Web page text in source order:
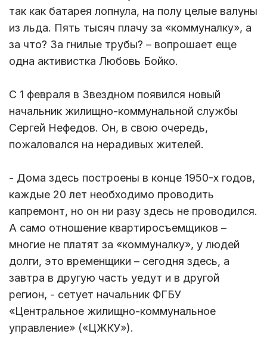
так как батарея лопнула, на полу целые валуны
из льда. Пять тысяч плачу за «коммуналку», а
за что? За гнилые трубы? – вопрошает еще
одна активистка Любовь Бойко.
С 1 февраля в Звездном появился новый
начальник жилищно-коммунальной службы
Сергей Нефедов. Он, в свою очередь,
пожаловался на нерадивых жителей.
- Дома здесь построены в конце 1950-х годов,
каждые 20 лет необходимо проводить
капремонт, но он ни разу здесь не проводился.
А само отношение квартиросъемщиков –
многие не платят за «коммуналку», у людей
долги, это временщики – сегодня здесь, а
завтра в другую часть уедут и в другой
регион, - сетует начальник ФГБУ
«Центральное жилищно-коммунальное
управление» («ЦЖКУ»).